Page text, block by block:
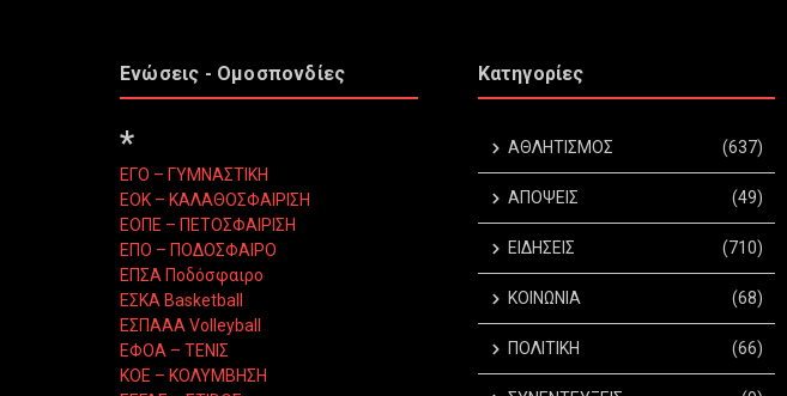
Ενώσεις - Ομοσπονδίες
*
ΕΓΟ – ΓΥΜΝΑΣΤΙΚΗ
ΕΟΚ – ΚΑΛΑΘΟΣΦΑΙΡΙΣΗ
ΕΟΠΕ – ΠΕΤΟΣΦΑΙΡΙΣΗ
ΕΠΟ – ΠΟΔΟΣΦΑΙΡΟ
ΕΠΣΑ Ποδόσφαιρο
ΕΣΚΑ Basketball
ΕΣΠΑΑΑ Volleyball
ΕΦΟΑ – ΤΕΝΙΣ
ΚΟΕ – ΚΟΛΥΜΒΗΣΗ
Κατηγορίες
ΑΘΛΗΤΙΣΜΟΣ (637)
ΑΠΟΨΕΙΣ (49)
ΕΙΔΗΣΕΙΣ (710)
ΚΟΙΝΩΝΙΑ (68)
ΠΟΛΙΤΙΚΗ (66)